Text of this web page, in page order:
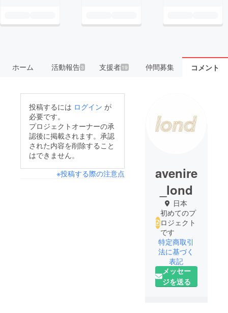
ホーム 活動報告3 支援者 19 仲間募集 コメント
投稿するには ログイン が
必要です。
プロジェクトオーナーの承
認後に掲載されます。承認
された内容を削除すること
はできません。
※投稿する際の注意点
avenire
_lond
日本
初めてのプ
ロジェクト
です
特定商取引
法に基づく
表記
メッセー
ジを送る